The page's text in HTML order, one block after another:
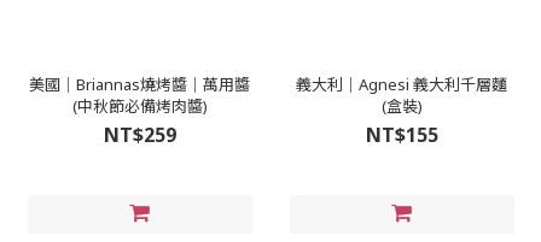
美國｜Briannas燒烤醬｜萬用醬
(中秋節必備烤肉醬)
NT$259
義大利｜Agnesi 義大利千層麵
(盒裝)
NT$155